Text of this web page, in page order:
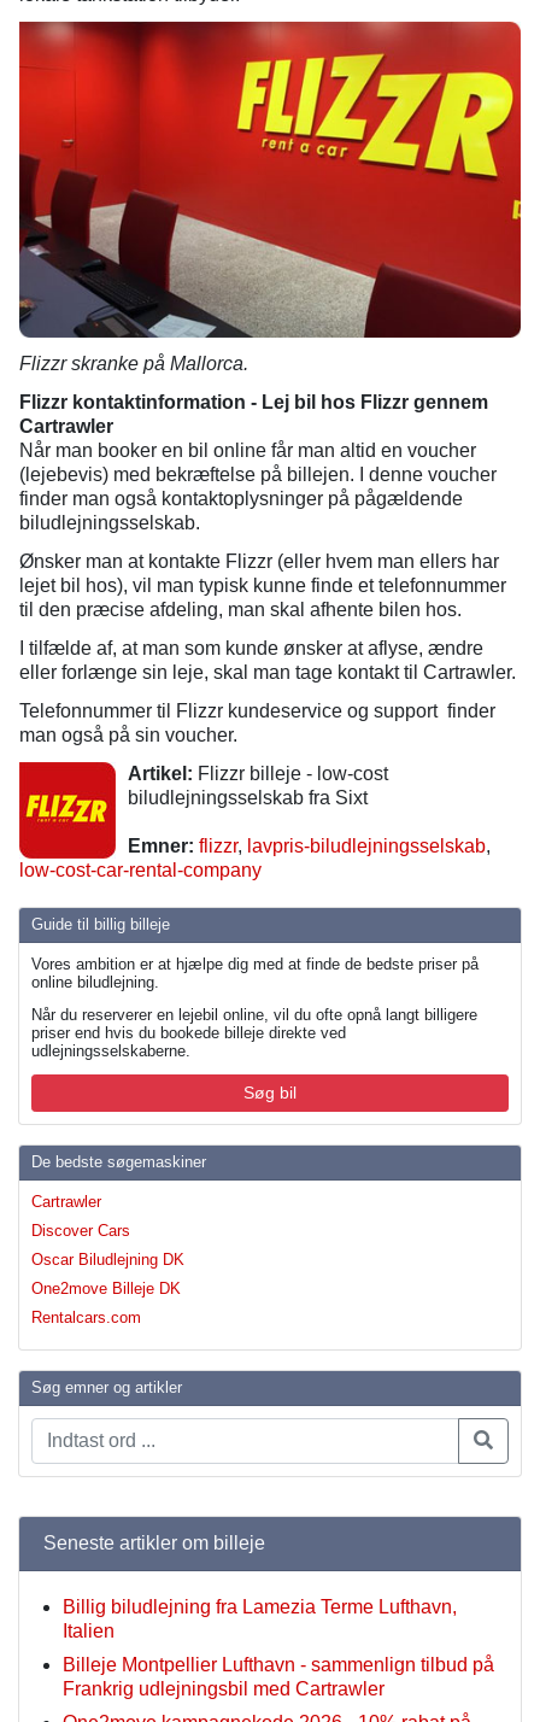
Guide til billig billeje
Vores ambition er at hjælpe dig med at finde de bedste priser på
online biludlejning.
Når du reserverer en lejebil online, vil du ofte opnå langt billigere
priser end hvis du bookede billeje direkte ved
udlejningsselskaberne.
Søg bil
De bedste søgemaskiner
Cartrawler
Discover Cars
Oscar Biludlejning DK
One2move Billeje DK
Rentalcars.com
Søg emner og artikler
Flizzr skranke på Mallorca.
Flizzr kontaktinformation - Lej bil hos Flizzr gennem
Cartrawler
Når man booker en bil online får man altid en voucher
(lejebevis) med bekræftelse på billejen. I denne voucher
finder man også kontaktoplysninger på pågældende
biludlejningsselskab.
Ønsker man at kontakte Flizzr (eller hvem man ellers har
lejet bil hos), vil man typisk kunne finde et telefonnummer
til den præcise afdeling, man skal afhente bilen hos.
I tilfælde af, at man som kunde ønsker at aflyse, ændre
eller forlænge sin leje, skal man tage kontakt til Cartrawler.
Telefonnummer til Flizzr kundeservice og support finder
man også på sin voucher.
Artikel: Flizzr billeje - low-cost
biludlejningsselskab fra Sixt
Emner: flizzr, lavpris-biludlejningsselskab,
low-cost-car-rental-company
Seneste artikler om billeje
Billig biludlejning fra Lamezia Terme Lufthavn,
Italien
Billeje Montpellier Lufthavn - sammenlign tilbud på
Frankrig udlejningsbil med Cartrawler